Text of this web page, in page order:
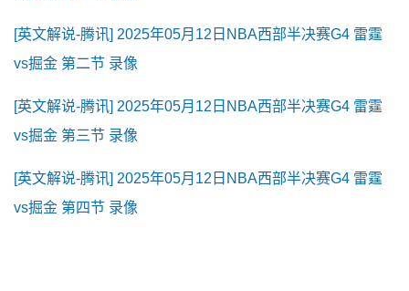
[英文解说-腾讯] 2025年05月12日NBA西部半决赛G4 雷霆
vs掘金 第二节 录像
[英文解说-腾讯] 2025年05月12日NBA西部半决赛G4 雷霆
vs掘金 第三节 录像
[英文解说-腾讯] 2025年05月12日NBA西部半决赛G4 雷霆
vs掘金 第四节 录像